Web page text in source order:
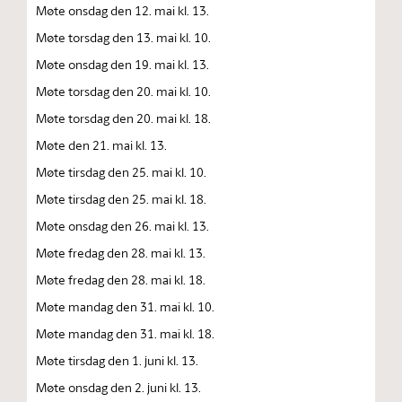
Møte onsdag den 12. mai kl. 13.
Møte torsdag den 13. mai kl. 10.
Møte onsdag den 19. mai kl. 13.
Møte torsdag den 20. mai kl. 10.
Møte torsdag den 20. mai kl. 18.
Møte den 21. mai kl. 13.
Møte tirsdag den 25. mai kl. 10.
Møte tirsdag den 25. mai kl. 18.
Møte onsdag den 26. mai kl. 13.
Møte fredag den 28. mai kl. 13.
Møte fredag den 28. mai kl. 18.
Møte mandag den 31. mai kl. 10.
Møte mandag den 31. mai kl. 18.
Møte tirsdag den 1. juni kl. 13.
Møte onsdag den 2. juni kl. 13.